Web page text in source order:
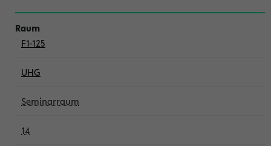
F1-125
UHG
Seminarraum
14